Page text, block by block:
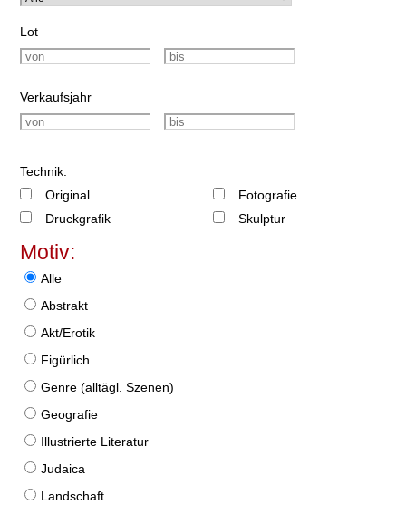
Lot
Verkaufsjahr
Technik:
Original
Druckgrafik
Fotografie
Skulptur
Motiv:
Alle
Abstrakt
Akt/Erotik
Figürlich
Genre (alltägl. Szenen)
Geografie
Illustrierte Literatur
Judaica
Landschaft